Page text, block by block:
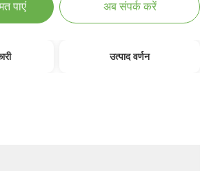
पाएं अब संपर्क करें
उत्पाद वर्णन